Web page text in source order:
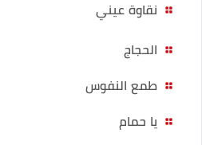
نقاوة عيني
الحجاج
طمع النفوس
يا حمام